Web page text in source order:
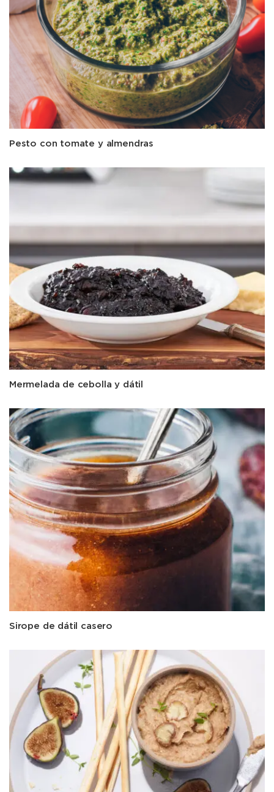
Pesto con tomate y almendras
Mermelada de cebolla y dátil
Sirope de dátil casero